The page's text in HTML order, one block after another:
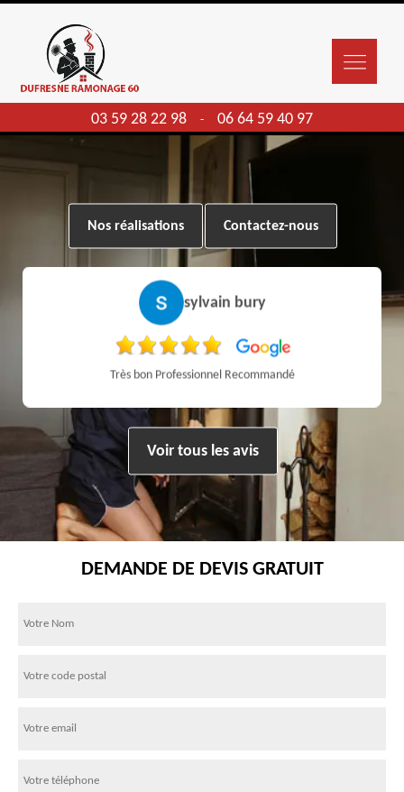
03 59 28 22 98 - 06 64 59 40 97
Nos réalisations Contactez-nous
sylvain bury
Très bon Professionnel Recommandé
Voir tous les avis
DEMANDE DE DEVIS GRATUIT